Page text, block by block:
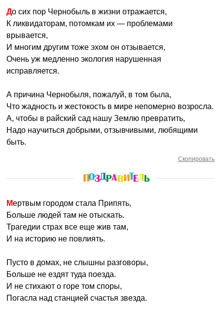
До сих пор Чернобыль в жизни отражается,
К ликвидаторам, потомкам их — проблемами
врывается,
И многим другим тоже эхом он отзывается,
Очень уж медленно экология нарушенная
исправляется.
А причина Чернобыля, пожалуй, в том была,
Что жадность и жестокость в мире непомерно возросла.
А, чтобы в райский сад нашу Землю превратить,
Надо научиться добрыми, отзывчивыми, любящими
быть.
Скопировать
Мертвым городом стала Припять,
Больше людей там не отыскать.
Трагедии страх все еще жив там,
И на историю не повлиять.
Пусто в домах, не слышны разговоры,
Больше не ездят туда поезда.
И не стихают о горе том споры,
Погасла над станцией счастья звезда.